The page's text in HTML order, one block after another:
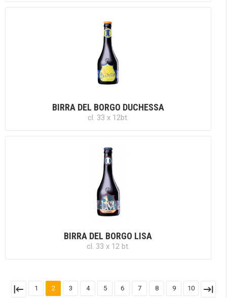
BIRRA DEL BORGO DUCHESSA
cl. 33 x 12bt.
BIRRA DEL BORGO LISA
cl. 33 x 12 bt.
1 2 3 4 5 6 7 8 9 10